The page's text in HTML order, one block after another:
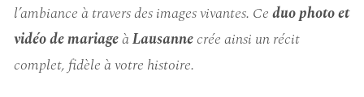
l’ambiance à travers des images vivantes. Ceduo photo et
vidéo de mariageàLausannecrée ainsi un récit
complet, fidèle à votre histoire.